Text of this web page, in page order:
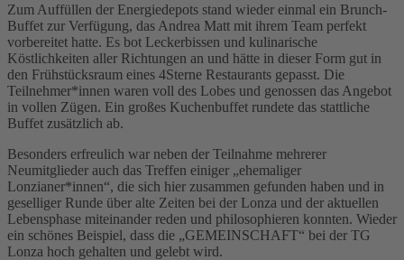
Zum Auffüllen der Energiedepots stand wieder einmal ein Brunch-
Buffet zur Verfügung, das Andrea Matt mit ihrem Team perfekt
vorbereitet hatte. Es bot Leckerbissen und kulinarische
Köstlichkeiten aller Richtungen an und hätte in dieser Form gut in
den Frühstücksraum eines 4Sterne Restaurants gepasst. Die
Teilnehmer*innen waren voll des Lobes und genossen das Angebot
in vollen Zügen. Ein großes Kuchenbuffet rundete das stattliche
Buffet zusätzlich ab.
Besonders erfreulich war neben der Teilnahme mehrerer
Neumitglieder auch das Treffen einiger „ehemaliger
Lonzianer*innen“, die sich hier zusammen gefunden haben und in
geselliger Runde über alte Zeiten bei der Lonza und der aktuellen
Lebensphase miteinander reden und philosophieren konnten. Wieder
ein schönes Beispiel, dass die „GEMEINSCHAFT“ bei der TG
Lonza hoch gehalten und gelebt wird.